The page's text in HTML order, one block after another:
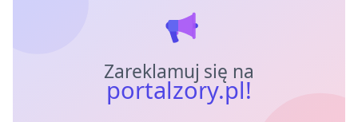
Zareklamuj się na
portalzory.pl!